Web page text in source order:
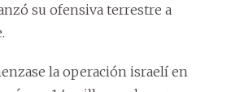
su ofensiva terrestre a
la operación israelí en